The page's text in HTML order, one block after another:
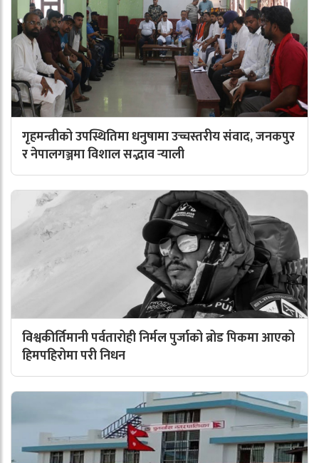
गृहमन्त्रीको उपस्थितिमा धनुषामा उच्चस्तरीय संवाद, जनकपुर
र नेपालगञ्जमा विशाल सद्भाव र्‍याली
विश्वकीर्तिमानी पर्वतारोही निर्मल पुर्जाको ब्रोड पिकमा आएको
हिमपहिरोमा परी निधन